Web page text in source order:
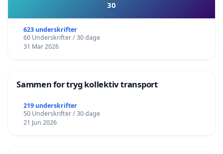
30
623 underskrifter
60 Underskrifter / 30 dage
31 Mar 2026
Sammen for tryg kollektiv transport
219 underskrifter
50 Underskrifter / 30 dage
21 Jun 2026